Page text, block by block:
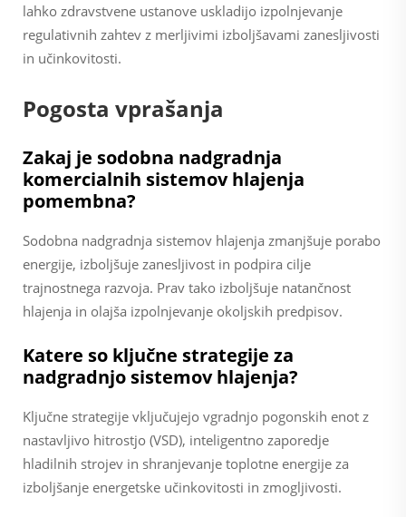
lahko zdravstvene ustanove uskladijo izpolnjevanje
regulativnih zahtev z merljivimi izboljšavami zanesljivosti
in učinkovitosti.
Pogosta vprašanja
Zakaj je sodobna nadgradnja
komercialnih sistemov hlajenja
pomembna?
Sodobna nadgradnja sistemov hlajenja zmanjšuje porabo
energije, izboljšuje zanesljivost in podpira cilje
trajnostnega razvoja. Prav tako izboljšuje natančnost
hlajenja in olajša izpolnjevanje okoljskih predpisov.
Katere so ključne strategije za
nadgradnjo sistemov hlajenja?
Ključne strategije vključujejo vgradnjo pogonskih enot z
nastavljivo hitrostjo (VSD), inteligentno zaporedje
hladilnih strojev in shranjevanje toplotne energije za
izboljšanje energetske učinkovitosti in zmogljivosti.